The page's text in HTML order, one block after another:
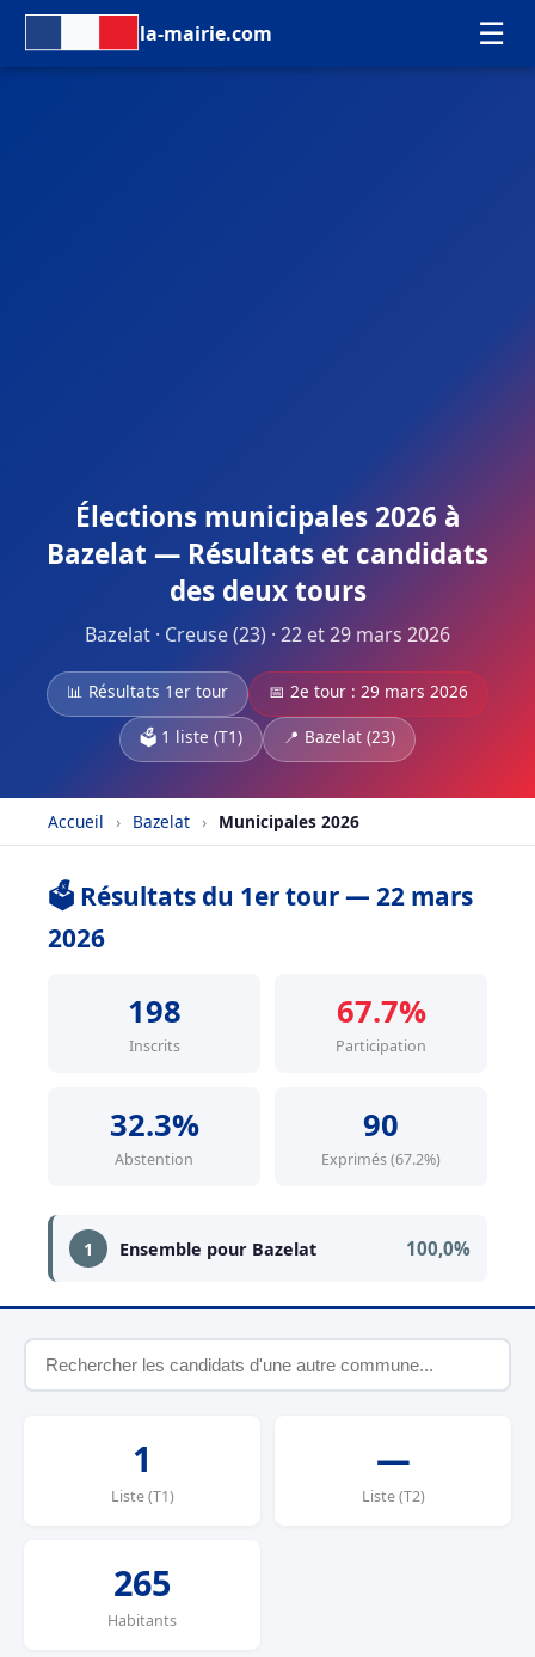
la-mairie.com ☰
Élections municipales 2026 à
Bazelat — Résultats et candidats
des deux tours
Bazelat · Creuse (23) · 22 et 29 mars 2026
📊 Résultats 1er tour
📅 2e tour : 29 mars 2026
🗳️ 1 liste (T1)
📍 Bazelat (23)
Accueil › Bazelat › Municipales 2026
🗳️ Résultats du 1er tour — 22 mars
2026
198
Inscrits
67.7%
Participation
32.3%
Abstention
90
Exprimés (67.2%)
1 Ensemble pour Bazelat 100,0%
1
Liste (T1)
—
Liste (T2)
265
Habitants